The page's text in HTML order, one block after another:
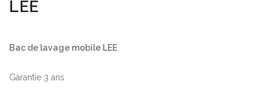
LEE
Bac de lavage mobile LEE
Garantie 3 ans